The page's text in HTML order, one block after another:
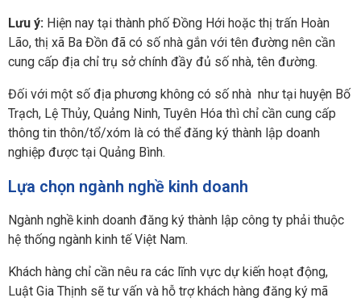
Lưu ý: Hiện nay tại thành phố Đồng Hới hoặc thị trấn Hoàn
Lão, thị xã Ba Đồn đã có số nhà gắn với tên đường nên cần
cung cấp địa chỉ trụ sở chính đầy đủ số nhà, tên đường.
Đối với một số địa phương không có số nhà như tại huyện Bố
Trạch, Lệ Thủy, Quảng Ninh, Tuyên Hóa thì chỉ cần cung cấp
thông tin thôn/tổ/xóm là có thể đăng ký thành lập doanh
nghiệp được tại Quảng Bình.
Lựa chọn ngành nghề kinh doanh
Ngành nghề kinh doanh đăng ký thành lập công ty phải thuộc
hệ thống ngành kinh tế Việt Nam.
Khách hàng chỉ cần nêu ra các lĩnh vực dự kiến hoạt động,
Luật Gia Thịnh sẽ tư vấn và hỗ trợ khách hàng đăng ký mã